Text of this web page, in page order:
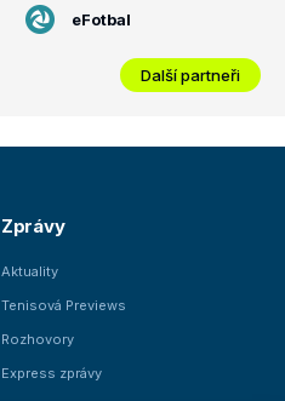
eFotbal
Další partneři
Zprávy
Aktuality
Tenisová Previews
Rozhovory
Express zprávy